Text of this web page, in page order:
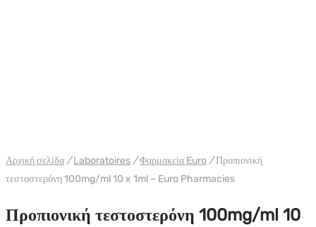
Αρχική σελίδα / Laboratoires /Φαρμακεία Euro /Προπιονική
τεστοστερόνη 100mg/ml 10 x 1ml – Euro Pharmacies
Προπιονική τεστοστερόνη 100mg/ml 10